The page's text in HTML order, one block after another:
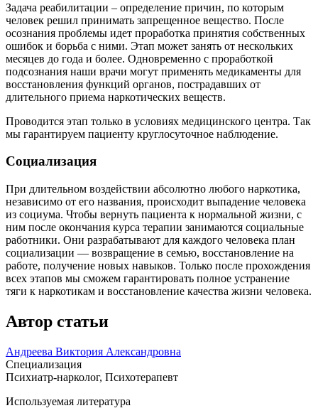
Задача реабилитации – определение причин, по которым
человек решил принимать запрещенное вещество. После
осознания проблемы идет проработка принятия собственных
ошибок и борьба с ними. Этап может занять от нескольких
месяцев до года и более. Одновременно с проработкой
подсознания наши врачи могут применять медикаменты для
восстановления функций органов, пострадавших от
длительного приема наркотических веществ.
Проводится этап только в условиях медицинского центра. Так
мы гарантируем пациенту круглосуточное наблюдение.
Социализация
При длительном воздействии абсолютно любого наркотика,
независимо от его названия, происходит выпадение человека
из социума. Чтобы вернуть пациента к нормальной жизни, с
ним после окончания курса терапии занимаются социальные
работники. Они разрабатывают для каждого человека план
социализации — возвращение в семью, восстановление на
работе, получение новых навыков. Только после прохождения
всех этапов мы сможем гарантировать полное устранение
тяги к наркотикам и восстановление качества жизни человека.
Автор статьи
Андреева Виктория Александровна
Специализация
Психиатр-нарколог, Психотерапевт
Используемая литература